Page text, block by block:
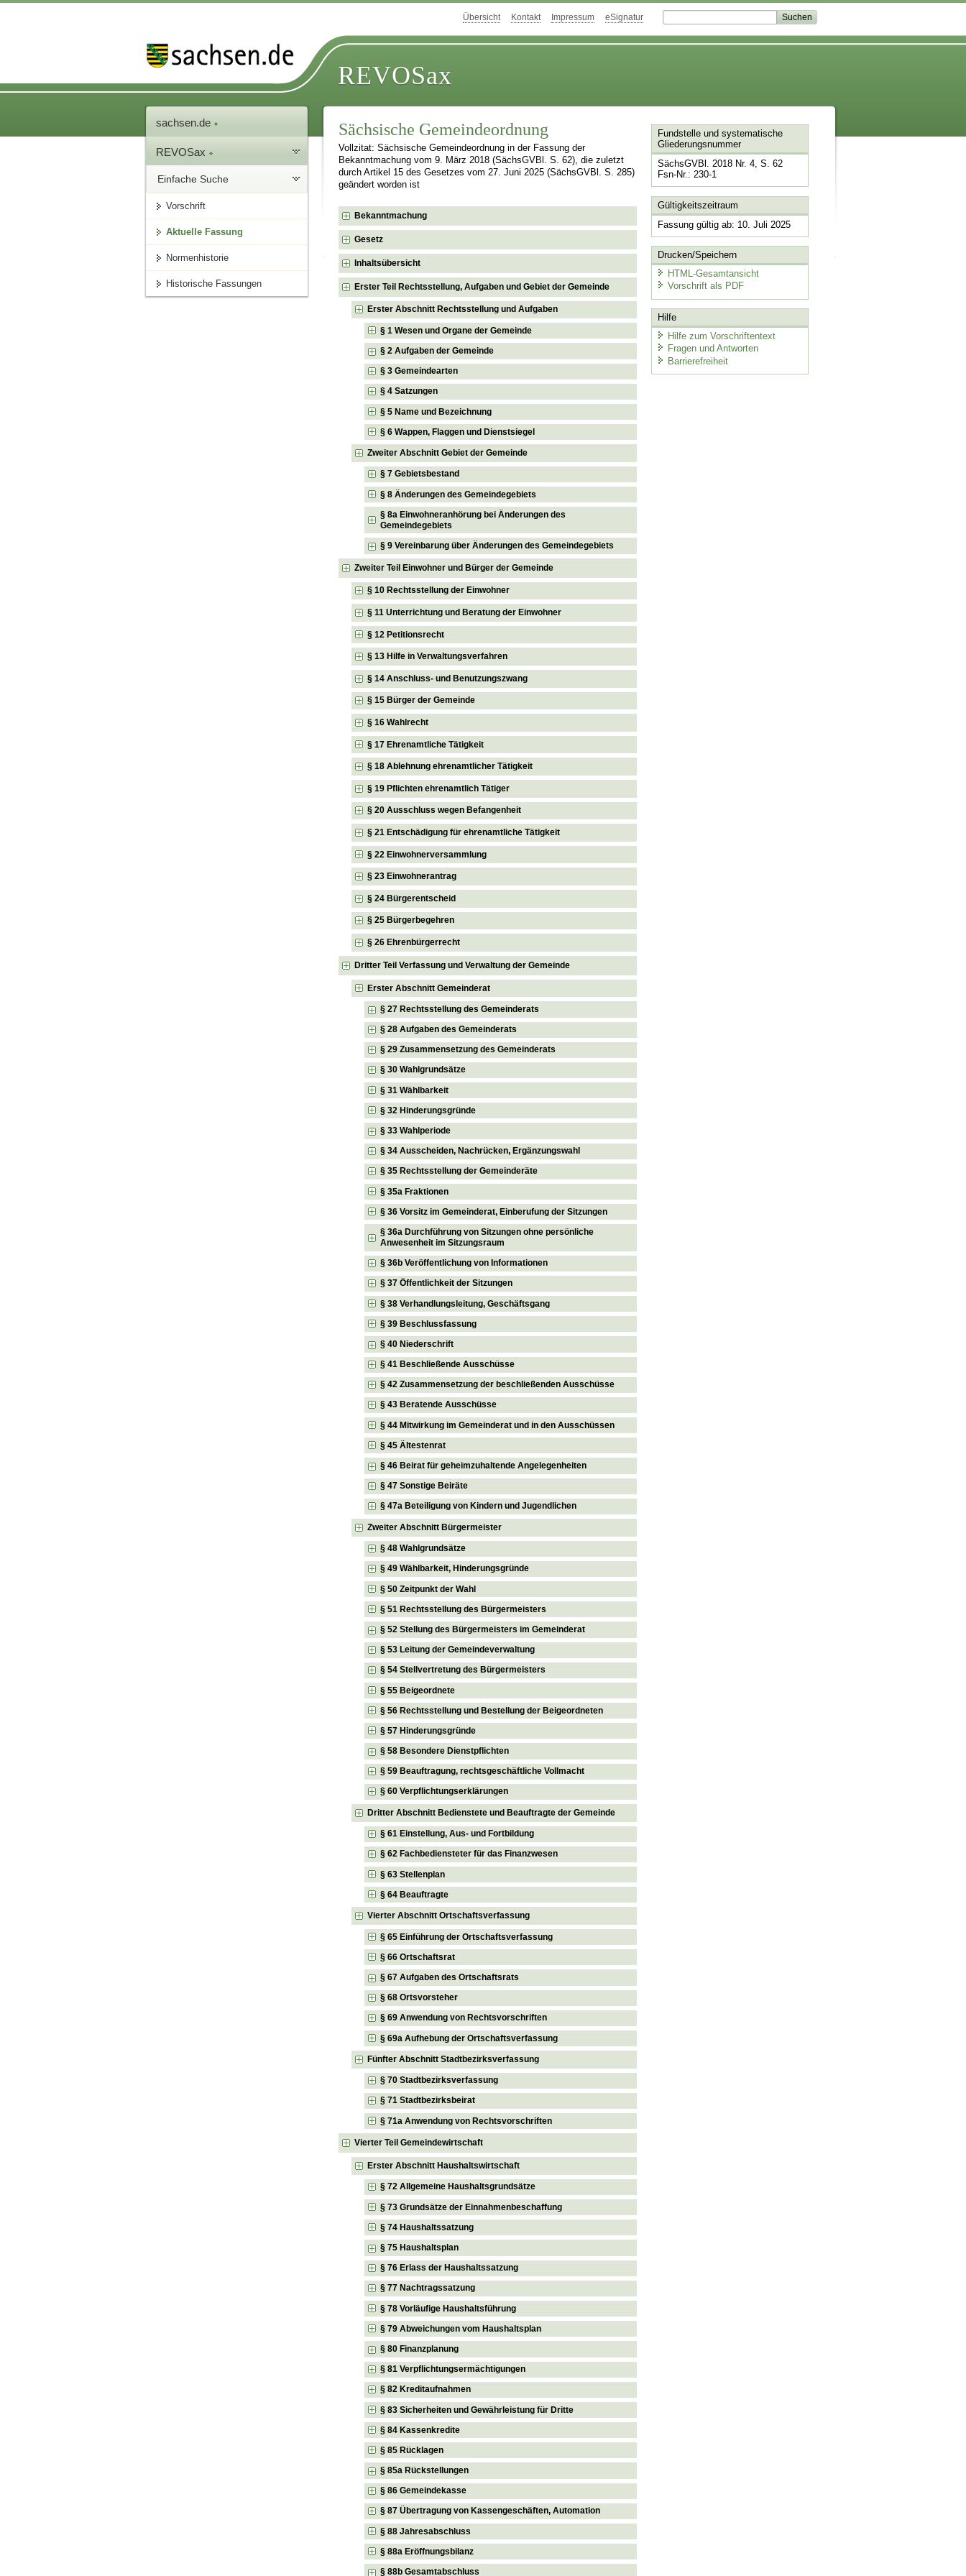
Übersicht Kontakt Impressum eSignatur
REVOSax
sachsen.de
REVOSax
Einfache Suche
Vorschrift
Aktuelle Fassung
Normenhistorie
Historische Fassungen
Sächsische Gemeindeordnung
Vollzitat: Sächsische Gemeindeordnung in der Fassung der
Bekanntmachung vom 9. März 2018 (SächsGVBl. S. 62), die zuletzt
durch Artikel 15 des Gesetzes vom 27. Juni 2025 (SächsGVBl. S. 285)
geändert worden ist
Bekanntmachung
Gesetz
Inhaltsübersicht
Erster Teil Rechtsstellung, Aufgaben und Gebiet der Gemeinde
Erster Abschnitt Rechtsstellung und Aufgaben
§ 1 Wesen und Organe der Gemeinde
§ 2 Aufgaben der Gemeinde
§ 3 Gemeindearten
§ 4 Satzungen
§ 5 Name und Bezeichnung
§ 6 Wappen, Flaggen und Dienstsiegel
Zweiter Abschnitt Gebiet der Gemeinde
§ 7 Gebietsbestand
§ 8 Änderungen des Gemeindegebiets
§ 8a Einwohneranhörung bei Änderungen des
Gemeindegebiets
§ 9 Vereinbarung über Änderungen des Gemeindegebiets
Zweiter Teil Einwohner und Bürger der Gemeinde
§ 10 Rechtsstellung der Einwohner
§ 11 Unterrichtung und Beratung der Einwohner
§ 12 Petitionsrecht
§ 13 Hilfe in Verwaltungsverfahren
§ 14 Anschluss- und Benutzungszwang
§ 15 Bürger der Gemeinde
§ 16 Wahlrecht
§ 17 Ehrenamtliche Tätigkeit
§ 18 Ablehnung ehrenamtlicher Tätigkeit
§ 19 Pflichten ehrenamtlich Tätiger
§ 20 Ausschluss wegen Befangenheit
§ 21 Entschädigung für ehrenamtliche Tätigkeit
§ 22 Einwohnerversammlung
§ 23 Einwohnerantrag
§ 24 Bürgerentscheid
§ 25 Bürgerbegehren
§ 26 Ehrenbürgerrecht
Dritter Teil Verfassung und Verwaltung der Gemeinde
Erster Abschnitt Gemeinderat
§ 27 Rechtsstellung des Gemeinderats
§ 28 Aufgaben des Gemeinderats
§ 29 Zusammensetzung des Gemeinderats
§ 30 Wahlgrundsätze
§ 31 Wählbarkeit
§ 32 Hinderungsgründe
§ 33 Wahlperiode
§ 34 Ausscheiden, Nachrücken, Ergänzungswahl
§ 35 Rechtsstellung der Gemeinderäte
§ 35a Fraktionen
§ 36 Vorsitz im Gemeinderat, Einberufung der Sitzungen
§ 36a Durchführung von Sitzungen ohne persönliche
Anwesenheit im Sitzungsraum
§ 36b Veröffentlichung von Informationen
§ 37 Öffentlichkeit der Sitzungen
§ 38 Verhandlungsleitung, Geschäftsgang
§ 39 Beschlussfassung
§ 40 Niederschrift
§ 41 Beschließende Ausschüsse
§ 42 Zusammensetzung der beschließenden Ausschüsse
§ 43 Beratende Ausschüsse
§ 44 Mitwirkung im Gemeinderat und in den Ausschüssen
§ 45 Ältestenrat
§ 46 Beirat für geheimzuhaltende Angelegenheiten
§ 47 Sonstige Beiräte
§ 47a Beteiligung von Kindern und Jugendlichen
Zweiter Abschnitt Bürgermeister
§ 48 Wahlgrundsätze
§ 49 Wählbarkeit, Hinderungsgründe
§ 50 Zeitpunkt der Wahl
§ 51 Rechtsstellung des Bürgermeisters
§ 52 Stellung des Bürgermeisters im Gemeinderat
§ 53 Leitung der Gemeindeverwaltung
§ 54 Stellvertretung des Bürgermeisters
§ 55 Beigeordnete
§ 56 Rechtsstellung und Bestellung der Beigeordneten
§ 57 Hinderungsgründe
§ 58 Besondere Dienstpflichten
§ 59 Beauftragung, rechtsgeschäftliche Vollmacht
§ 60 Verpflichtungserklärungen
Dritter Abschnitt Bedienstete und Beauftragte der Gemeinde
§ 61 Einstellung, Aus- und Fortbildung
§ 62 Fachbediensteter für das Finanzwesen
§ 63 Stellenplan
§ 64 Beauftragte
Vierter Abschnitt Ortschaftsverfassung
§ 65 Einführung der Ortschaftsverfassung
§ 66 Ortschaftsrat
§ 67 Aufgaben des Ortschaftsrats
§ 68 Ortsvorsteher
§ 69 Anwendung von Rechtsvorschriften
§ 69a Aufhebung der Ortschaftsverfassung
Fünfter Abschnitt Stadtbezirksverfassung
§ 70 Stadtbezirksverfassung
§ 71 Stadtbezirksbeirat
§ 71a Anwendung von Rechtsvorschriften
Vierter Teil Gemeindewirtschaft
Erster Abschnitt Haushaltswirtschaft
§ 72 Allgemeine Haushaltsgrundsätze
§ 73 Grundsätze der Einnahmenbeschaffung
§ 74 Haushaltssatzung
§ 75 Haushaltsplan
§ 76 Erlass der Haushaltssatzung
§ 77 Nachtragssatzung
§ 78 Vorläufige Haushaltsführung
§ 79 Abweichungen vom Haushaltsplan
§ 80 Finanzplanung
§ 81 Verpflichtungsermächtigungen
§ 82 Kreditaufnahmen
§ 83 Sicherheiten und Gewährleistung für Dritte
§ 84 Kassenkredite
§ 85 Rücklagen
§ 85a Rückstellungen
§ 86 Gemeindekasse
§ 87 Übertragung von Kassengeschäften, Automation
§ 88 Jahresabschluss
§ 88a Eröffnungsbilanz
§ 88b Gesamtabschluss
Fundstelle und systematische
Gliederungsnummer
SächsGVBl. 2018 Nr. 4, S. 62
Fsn-Nr.: 230-1
Gültigkeitszeitraum
Fassung gültig ab: 10. Juli 2025
Drucken/Speichern
HTML-Gesamtansicht
Vorschrift als PDF
Hilfe
Hilfe zum Vorschriftentext
Fragen und Antworten
Barrierefreiheit